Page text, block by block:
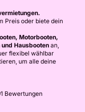
Preis oder biete dein
Motorbooten,
Hausbooten an,
flexibel wählbar
um alle deine
Bewertungen